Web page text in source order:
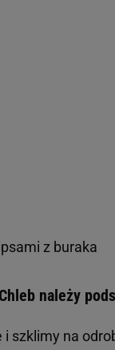
z buraka
należy
szklimy na